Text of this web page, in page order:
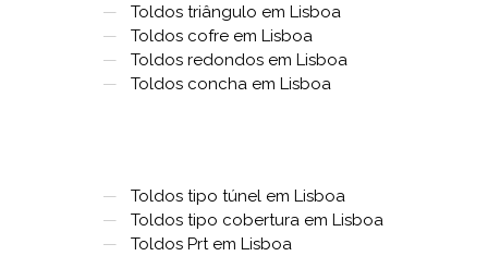
—
Toldos triângulo em Lisboa
—
Toldos cofre em Lisboa
—
Toldos redondos em Lisboa
—
Toldos concha em Lisboa
—
Toldos tipo túnel em Lisboa
—
Toldos tipo cobertura em Lisboa
—
Toldos Prt em Lisboa